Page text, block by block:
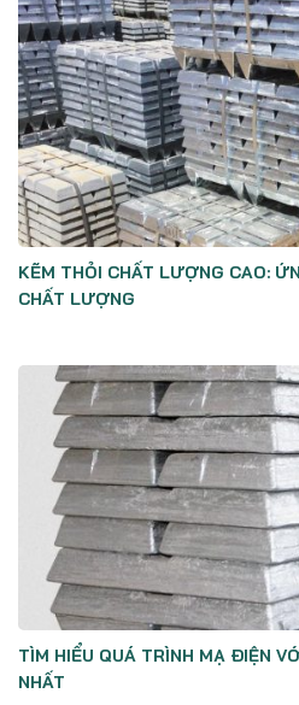
KẼM THỎI CHẤT LƯỢNG CAO:
CHẤT LƯỢNG
TÌM HIỂU QUÁ TRÌNH MẠ ĐIỆN
NHẤT